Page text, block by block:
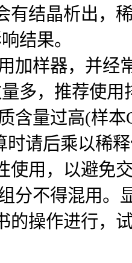
有结晶析出，
结果。
加样器，并经
多，推荐使用
含量过高(样
时请后乘以稀
使用，以避免
分不得混用。
的操作进行，